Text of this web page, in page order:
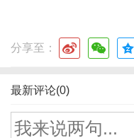
分享至：
最新评论(0)